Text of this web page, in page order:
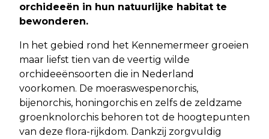
orchideeën in hun natuurlijke habitat te
bewonderen.
In het gebied rond het Kennemermeer groeien
maar liefst tien van de veertig wilde
orchideeënsoorten die in Nederland
voorkomen. De moeraswespenorchis,
bijenorchis, honingorchis en zelfs de zeldzame
groenknolorchis behoren tot de hoogtepunten
van deze flora-rijkdom. Dankzij zorgvuldig